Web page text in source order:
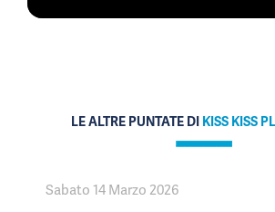
LE ALTRE PUNTATE DI KISS KISS
Sabato 14 Marzo 2026